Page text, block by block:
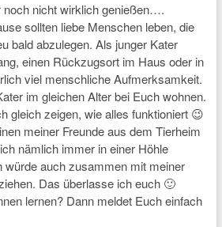
noch nicht wirklich genießen….
sollten liebe Menschen leben, die
bald abzulegen. Als junger Kater
einen Rückzugsort im Haus oder in
viel menschliche Aufmerksamkeit.
im gleichen Alter bei Euch wohnen.
gleich zeigen, wie alles funktioniert 😉
meiner Freunde aus dem Tierheim
nämlich immer in einer Höhle
auch zusammen mit meiner
Das überlasse ich euch 🙂
lernen? Dann meldet Euch einfach